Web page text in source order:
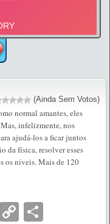
(Ainda Sem Votos)
normal amantes, eles
infelizmente, nos
ajudá-los a ficar juntos
da física, resolver esses
os níveis. Mais de 120
EmailCopy